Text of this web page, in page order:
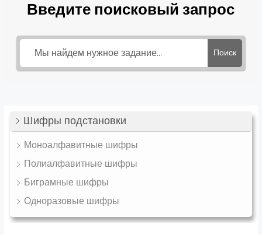
Введите поисковый запрос
Поиск
Шифры подстановки
Моноалфавитные шифры
Полиалфавитные шифры
Биграмные шифры
Одноразовые шифры